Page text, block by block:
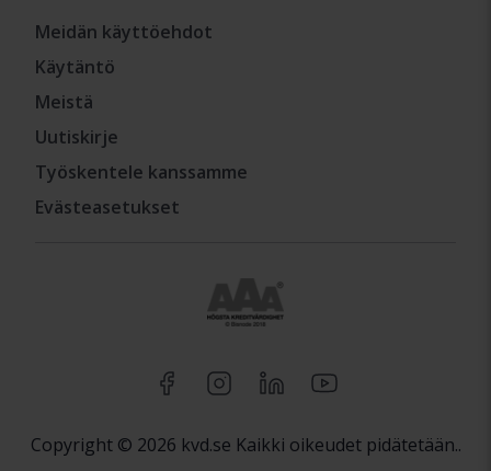
Meidän käyttöehdot
Käytäntö
Meistä
Uutiskirje
Työskentele kanssamme
Evästeasetukset
Copyright © 2026 kvd.se Kaikki oikeudet pidätetään..